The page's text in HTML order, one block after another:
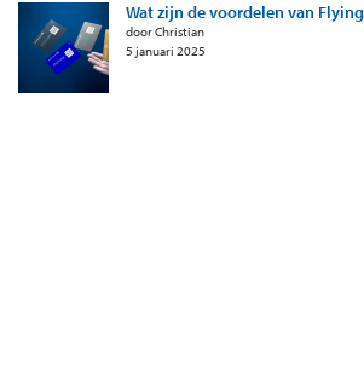
Wat zijn de voordelen van
door Christian
5 januari 2025